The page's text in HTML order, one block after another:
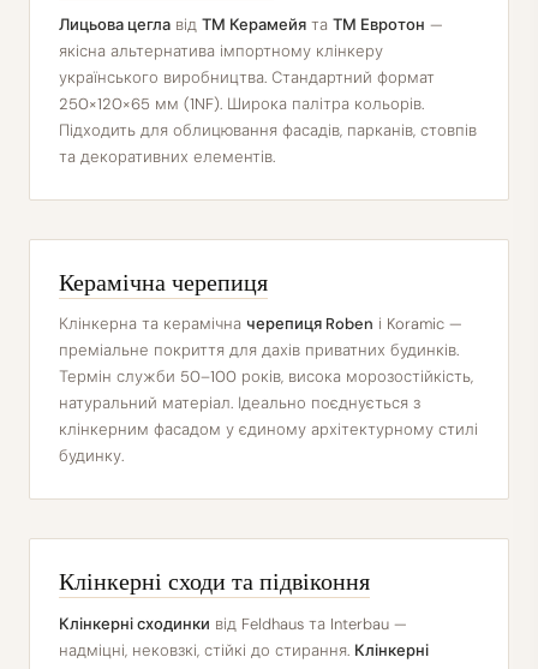
Лицьова цегла від ТМ Керамейя та ТМ Евротон —
якісна альтернатива імпортному клінкеру
українського виробництва. Стандартний формат
250×120×65 мм (1NF). Широка палітра кольорів.
Підходить для облицювання фасадів, парканів, стовпів
та декоративних елементів.
Керамічна черепиця
Клінкерна та керамічна черепиця Roben і Koramic —
преміальне покриття для дахів приватних будинків.
Термін служби 50–100 років, висока морозостійкість,
натуральний матеріал. Ідеально поєднується з
клінкерним фасадом у єдиному архітектурному стилі
будинку.
Клінкерні сходи та підвіконня
Клінкерні сходинки від Feldhaus та Interbau —
надміцні, нековзкі, стійкі до стирання. Клінкерні